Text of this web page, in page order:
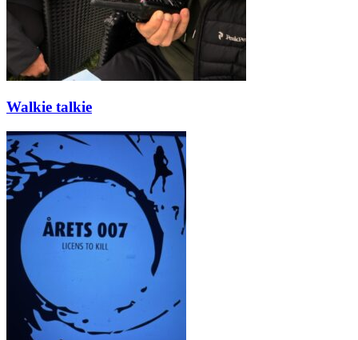
Walkie talkie